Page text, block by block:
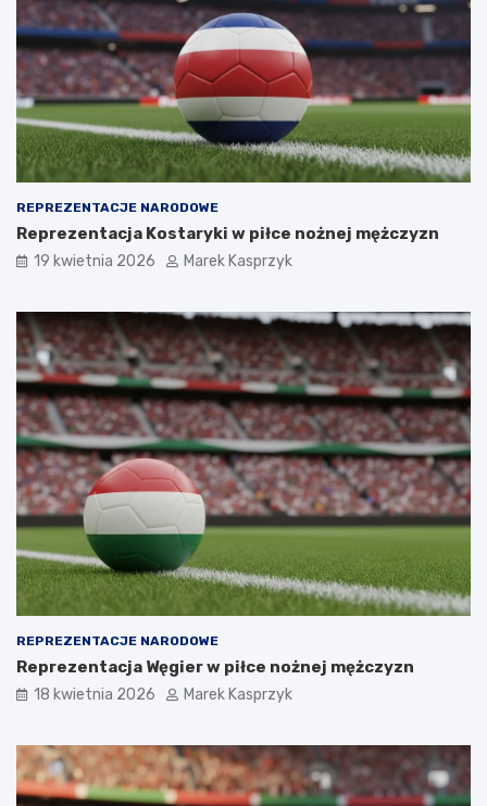
REPREZENTACJE NARODOWE
Reprezentacja Kostaryki w piłce nożnej mężczyzn
19 kwietnia 2026 Marek Kasprzyk
REPREZENTACJE NARODOWE
Reprezentacja Węgier w piłce nożnej mężczyzn
18 kwietnia 2026 Marek Kasprzyk